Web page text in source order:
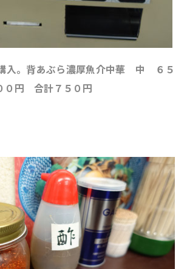
入。背あぶら濃厚魚介中華 中 ６５
０円 合計７５０円